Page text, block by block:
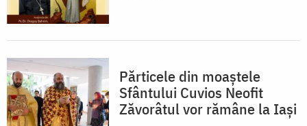
Părticele din moaștele
Sfântului Cuvios Neofit
Zăvorâtul vor rămâne la Iași